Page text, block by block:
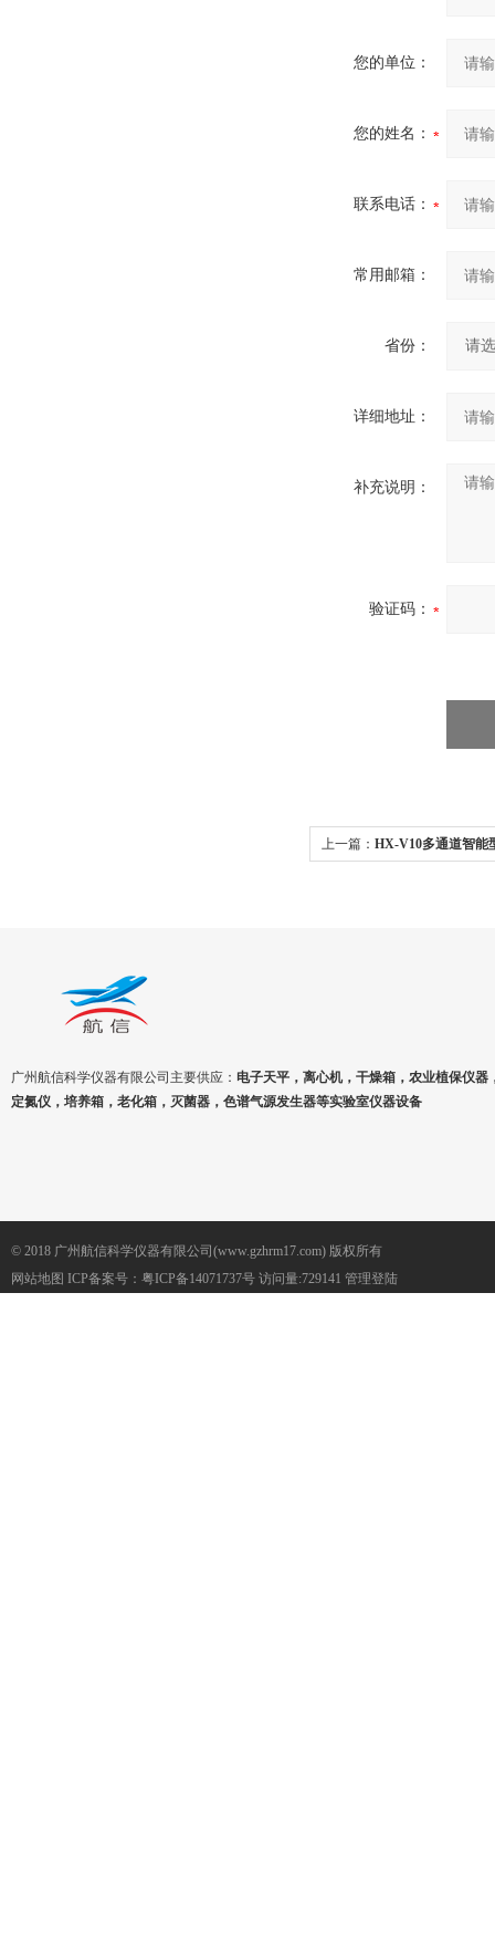
您的单位：
您的姓名：
联系电话：
常用邮箱：
省份：
详细地址：
补充说明：
验证码：
上一篇： HX-V10多通道智能
广州航信科学仪器有限公司主要供应： 电子天平，离心机，干燥箱，农业植保仪器
定氮仪，培养箱，老化箱，灭菌器，色谱气源发生器等实验室仪器设备
© 2018 广州航信科学仪器有限公司(www.gzhrm17.com) 版权所有
网站地图 ICP备案号： 粤ICP备14071737号 访问量:729141 管理登陆